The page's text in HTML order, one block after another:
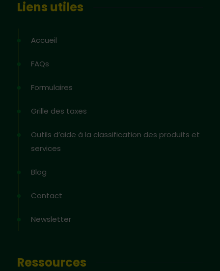
Liens utiles
Accueil
FAQs
Formulaires
Grille des taxes
Outils d’aide à la classification des produits et
services
Blog
Contact
Newsletter
Ressources